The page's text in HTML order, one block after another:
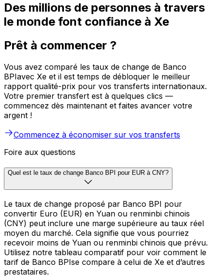
Des millions de personnes à travers
le monde font confiance à Xe
Prêt à commencer ?
Vous avez comparé les taux de change de Banco
BPIavec Xe et il est temps de débloquer le meilleur
rapport qualité-prix pour vos transferts internationaux.
Votre premier transfert est à quelques clics —
commencez dès maintenant et faites avancer votre
argent !
Commencez à économiser sur vos transferts
Foire aux questions
Quel est le taux de change Banco BPI pour EUR à CNY?
Le taux de change proposé par Banco BPI pour
convertir Euro (EUR) en Yuan ou renminbi chinois
(CNY) peut inclure une marge supérieure au taux réel
moyen du marché. Cela signifie que vous pourriez
recevoir moins de Yuan ou renminbi chinois que prévu.
Utilisez notre tableau comparatif pour voir comment le
tarif de Banco BPIse compare à celui de Xe et d’autres
prestataires.